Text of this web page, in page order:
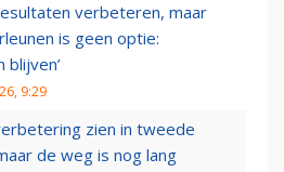
verbeteren, maar
is geen optie:
blijven’
9:29
zien in tweede
de weg is nog lang